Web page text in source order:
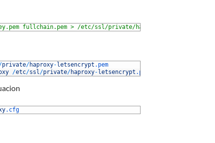
fullchain.pem > /etc/ssl/private/haproxy-letsencrypt.pem'
private/haproxy- letsencrypt .pem
/etc/ssl/private/haproxy- letsencrypt .pem
.cfg